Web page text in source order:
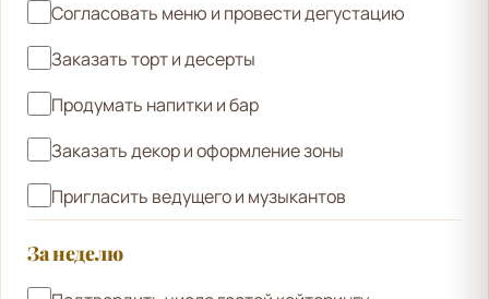
Согласовать меню и провести дегустацию
Заказать торт и десерты
Продумать напитки и бар
Заказать декор и оформление зоны
Пригласить ведущего и музыкантов
За неделю